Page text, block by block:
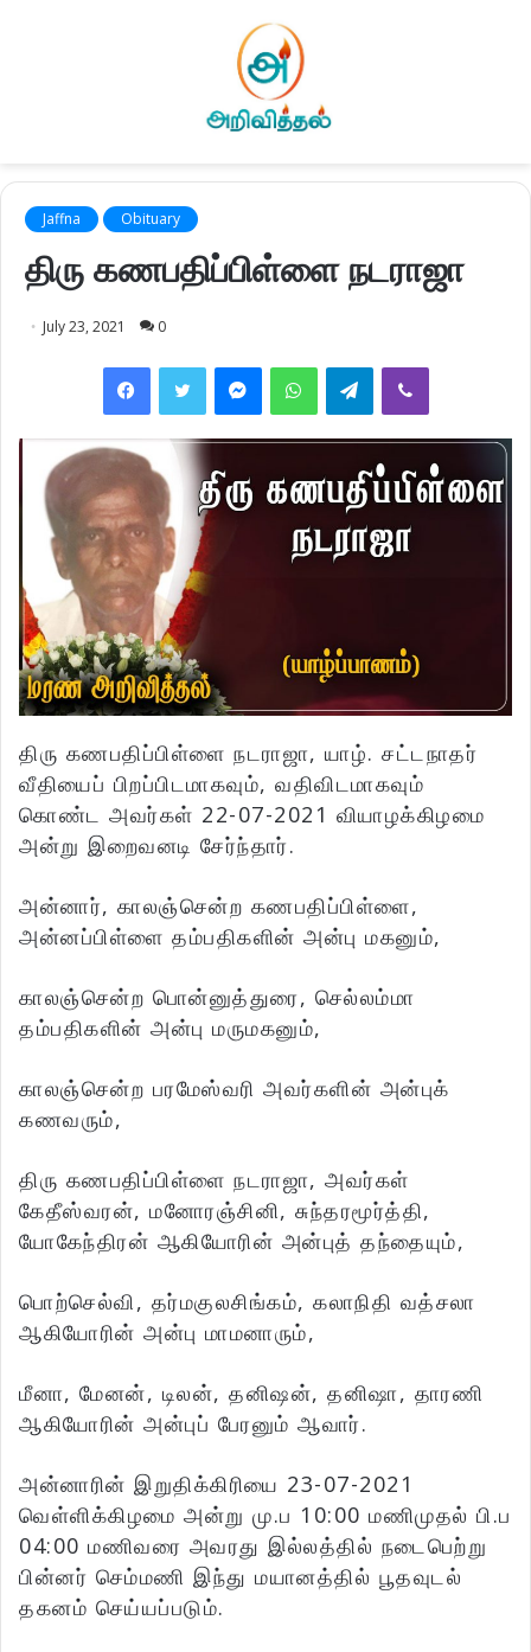
Jaffna Obituary
திரு கணபதிப்பிள்ளை நடராஜா
July 23, 2021 0
FacebookTwitter MessengerWhatsAppTelegramViber
திரு கணபதிப்பிள்ளை நடராஜா, யாழ். சட்டநாதர்
வீதியைப் பிறப்பிடமாகவும், வதிவிடமாகவும்
கொண்ட அவர்கள் 22-07-2021 வியாழக்கிழமை
அன்று இறைவனடி சேர்ந்தார்.
அன்னார், காலஞ்சென்ற கணபதிப்பிள்ளை,
அன்னப்பிள்ளை தம்பதிகளின் அன்பு மகனும்,
காலஞ்சென்ற பொன்னுத்துரை, செல்லம்மா
தம்பதிகளின் அன்பு மருமகனும்,
காலஞ்சென்ற பரமேஸ்வரி அவர்களின் அன்புக்
கணவரும்,
திரு கணபதிப்பிள்ளை நடராஜா, அவர்கள்
கேதீஸ்வரன், மனோரஞ்சினி, சுந்தரமூர்த்தி,
யோகேந்திரன் ஆகியோரின் அன்புத் தந்தையும்,
பொற்செல்வி, தர்மகுலசிங்கம், கலாநிதி வத்சலா
ஆகியோரின் அன்பு மாமனாரும்,
மீனா, மேனன், டிலன், தனிஷன், தனிஷா, தாரணி
ஆகியோரின் அன்புப் பேரனும் ஆவார்.
அன்னாரின் இறுதிக்கிரியை 23-07-2021
வெள்ளிக்கிழமை அன்று மு.ப 10:00 மணிமுதல் பி.ப
04:00 மணிவரை அவரது இல்லத்தில் நடைபெற்று
பின்னர் செம்மணி இந்து மயானத்தில் பூதவுடல்
தகனம் செய்யப்படும்.